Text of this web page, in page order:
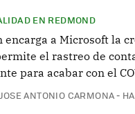
EN REDMOND
encarga a Microsoft la
el rastreo de
para acabar con el
JOSE ANTONIO CARMONA